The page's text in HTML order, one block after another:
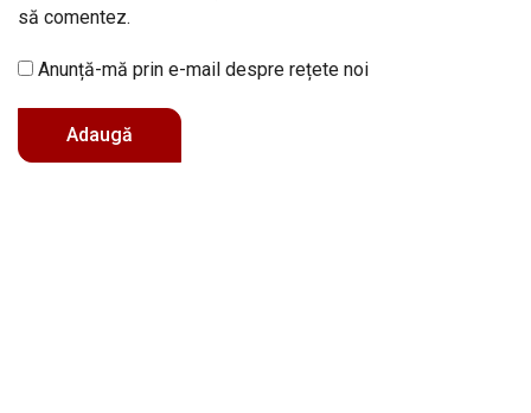
să comentez.
Anunță-mă prin e-mail despre rețete noi